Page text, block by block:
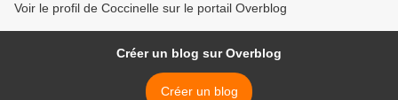
Voir le profil de Coccinelle sur le portail Overblog
Créer un blog sur Overblog
Créer un blog